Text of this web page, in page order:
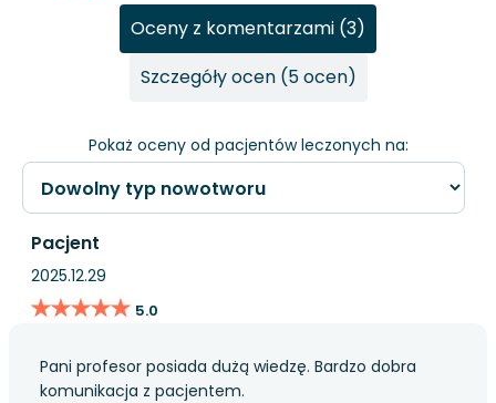
Pokaż oceny od pacjentów leczonych na:
Oceny z komentarzami (3)
Szczegóły ocen (5 ocen)
Pacjent
2025.12.29
★★★★★
★★★★★ 5.0
Pani profesor posiada dużą wiedzę. Bardzo dobra
komunikacja z pacjentem.